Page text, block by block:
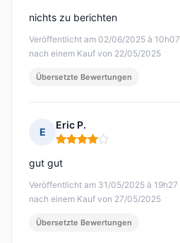
Veröffentlicht am 02/06/2025 à 10h07
nach einem Kauf von 22/05/2025
nichts zu berichten
Übersetzte Bewertungen
E
Eric P.
Hinweis: 4 von 5
Veröffentlicht am 31/05/2025 à 19h27
nach einem Kauf von 27/05/2025
gut gut
Übersetzte Bewertungen